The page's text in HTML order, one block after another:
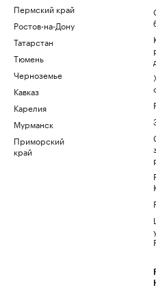
Пермский край
Ростов-на-Дону
Татарстан
Тюмень
Черноземье
Кавказ
Карелия
Мурманск
Приморский
край